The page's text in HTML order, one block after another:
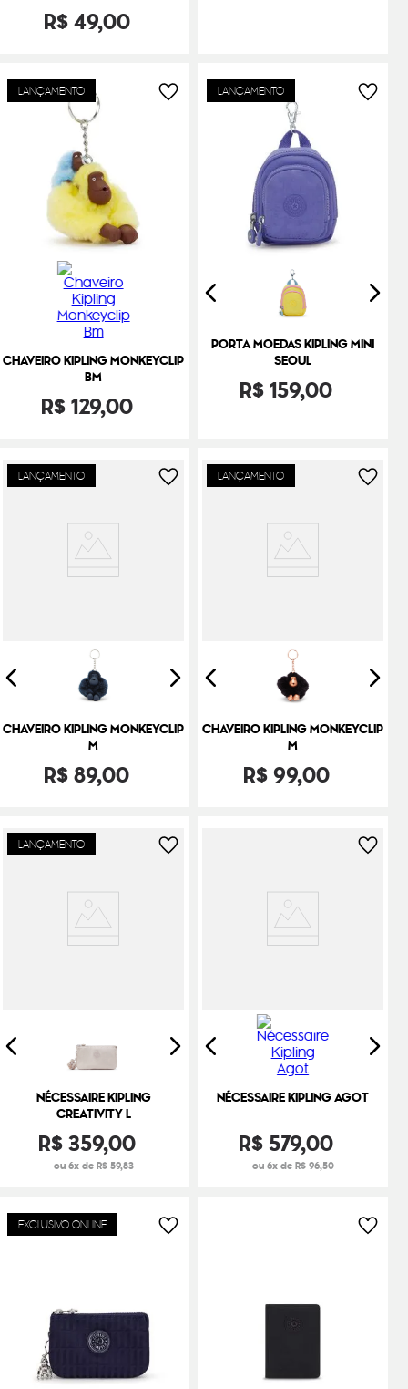
R$49,00
LANÇAMENTO
CHAVEIRO KIPLING MONKEYCLIP
BM
R$129,00
LANÇAMENTO
PORTA MOEDAS KIPLING MINI
SEOUL
R$159,00
LANÇAMENTO
CHAVEIRO KIPLING MONKEYCLIP
M
R$89,00
LANÇAMENTO
CHAVEIRO KIPLING MONKEYCLIP
M
R$99,00
LANÇAMENTO
NÉCESSAIRE KIPLING
CREATIVITY L
R$359,00
ou 6x de R$ 59,83
NÉCESSAIRE KIPLING AGOT
R$579,00
ou 6x de R$ 96,50
EXCLUSIVO ONLINE